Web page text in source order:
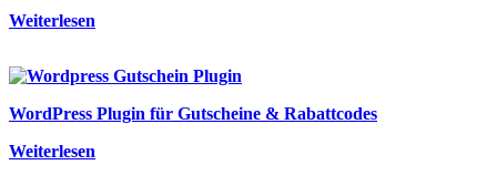
Weiterlesen
WordPress Plugin für Gutscheine & Rabattcodes
Weiterlesen